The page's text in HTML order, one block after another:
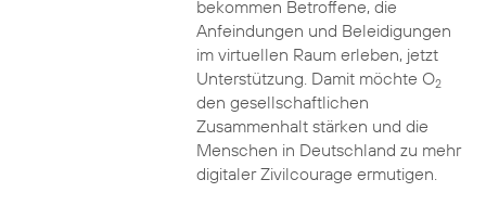
bekommen Betroffene, die
Anfeindungen und Beleidigungen
im virtuellen Raum erleben, jetzt
Unterstützung. Damit möchte O2
den gesellschaftlichen
Zusammenhalt stärken und die
Menschen in Deutschland zu mehr
digitaler Zivilcourage ermutigen.